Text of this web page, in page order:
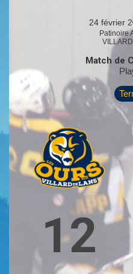
24 février
Patinoire
Match de
12